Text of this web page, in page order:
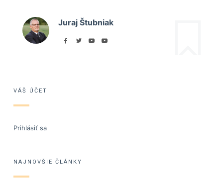
Juraj Štubniak
VÁŠ ÚČET
Prihlásiť sa
NAJNOVŠIE ČLÁNKY